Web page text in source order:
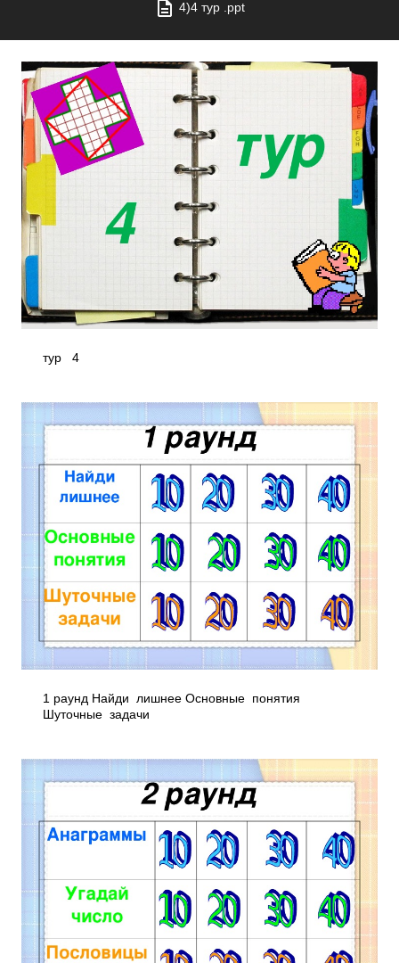
4)4 тур .ppt
тур 4
1 раунд Найди лишнее Основные понятия
Шуточные задачи